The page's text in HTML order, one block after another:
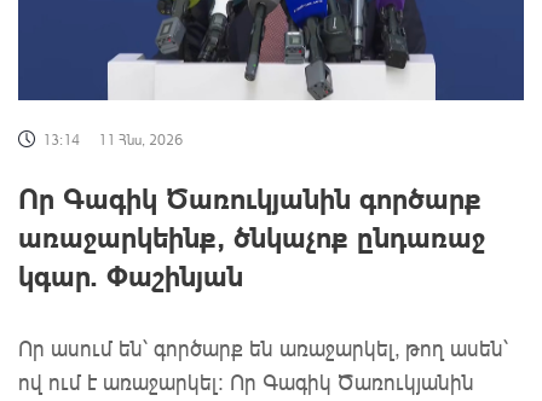
13:14 11 Հնս, 2026
Որ Գագիկ Ծառուկյանին գործարք
առաջարկեինք, ծնկաչոք ընդառաջ
կգար. Փաշինյան
Որ ասում են՝ գործարք են առաջարկել, թող ասեն՝
ով ում է առաջարկել: Որ Գագիկ Ծառուկյանին